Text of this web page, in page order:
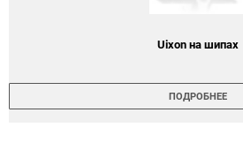
Uixon на шипах
ПОДРОБНЕЕ